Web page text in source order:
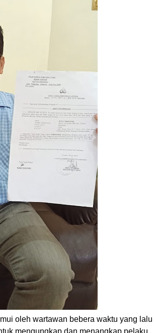
oleh wartawan bebera waktu yang lalu